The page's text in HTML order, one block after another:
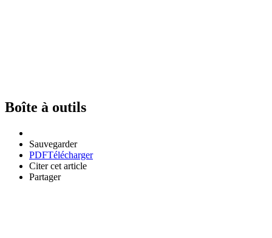
Boîte à outils
Sauvegarder
PDFTélécharger
Citer cet article
Partager